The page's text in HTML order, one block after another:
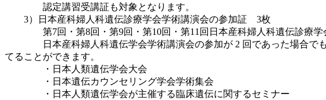
認定講習受講証も対象となります。
3）日本産科婦人科遺伝診療学会学術講演会の参加証 3枚
第7回・第8回・第9回・第10回・第11回日本産科婦人科遺伝診療学会
日本産科婦人科遺伝学会学術講演会の参加が 2 回であった場合でも
てることができます。
・日本人類遺伝学会大会
・日本遺伝カウンセリング学会学術集会
・日本人類遺伝学会が主催する臨床遺伝に関するセミナー